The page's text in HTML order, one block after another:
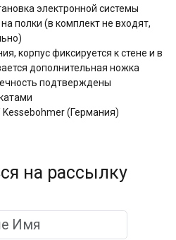
электронной системы
полки (в комплект не входят,
корпус фиксируется к стене и в
дополнительная ножка
подтверждены
(Германия)
на рассылку